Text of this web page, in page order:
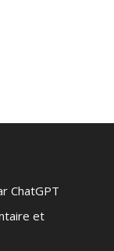
ChatGPT
et